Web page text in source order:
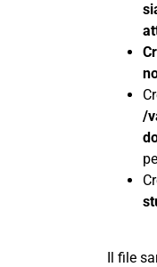
/
Il file